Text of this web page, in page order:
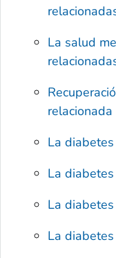
La salud
La
La
La
La